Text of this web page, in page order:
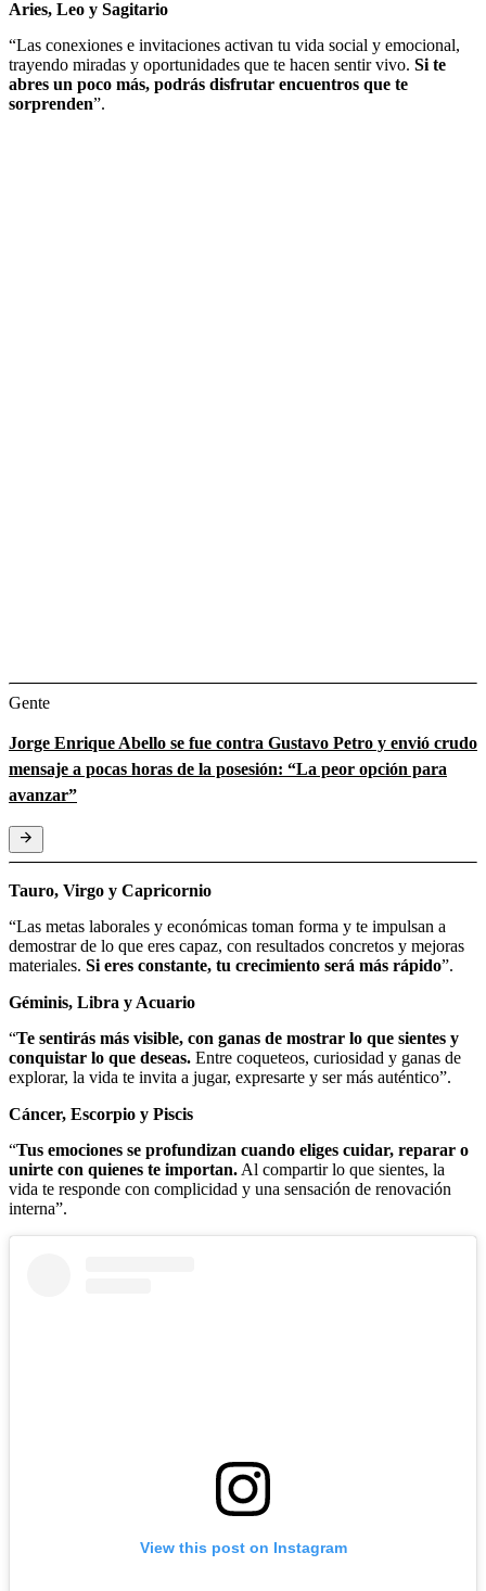
Aries, Leo y Sagitario
“Las conexiones e invitaciones activan tu vida social y emocional,
trayendo miradas y oportunidades que te hacen sentir vivo. Si te
abres un poco más, podrás disfrutar encuentros que te
sorprenden”.
Gente
Jorge Enrique Abello se fue contra Gustavo Petro y envió crudo
mensaje a pocas horas de la posesión: “La peor opción para
avanzar”
Tauro, Virgo y Capricornio
“Las metas laborales y económicas toman forma y te impulsan a
demostrar de lo que eres capaz, con resultados concretos y mejoras
materiales. Si eres constante, tu crecimiento será más rápido”.
Géminis, Libra y Acuario
“Te sentirás más visible, con ganas de mostrar lo que sientes y
conquistar lo que deseas. Entre coqueteos, curiosidad y ganas de
explorar, la vida te invita a jugar, expresarte y ser más auténtico”.
Cáncer, Escorpio y Piscis
“Tus emociones se profundizan cuando eliges cuidar, reparar o
unirte con quienes te importan.Al compartir lo que sientes, la
vida te responde con complicidad y una sensación de renovación
interna”.
View this post on Instagram